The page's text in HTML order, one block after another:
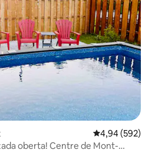
4,94 de
4,94 (592)
oberta! Centre de Mont-